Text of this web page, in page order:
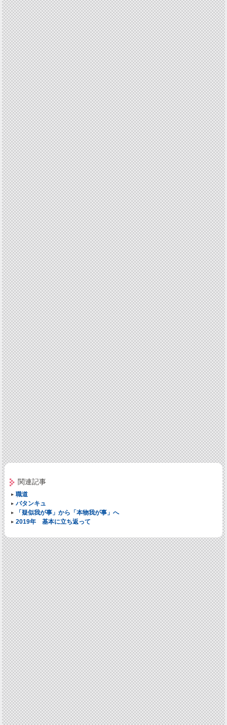
関連記事
職道
バタンキュ
「疑似我が事」から「本物我が事」へ
2019年 基本に立ち返って